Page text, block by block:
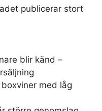
publicerar stort
blir känd –
med låg